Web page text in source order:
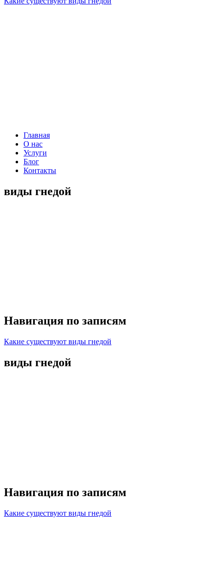
Главная
О нас
Услуги
Блог
Контакты
виды гнедой
Навигация по записям
Какие существуют виды гнедой
виды гнедой
Навигация по записям
Какие существуют виды гнедой